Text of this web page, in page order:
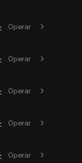
Operar
Operar
Operar
Operar
Operar